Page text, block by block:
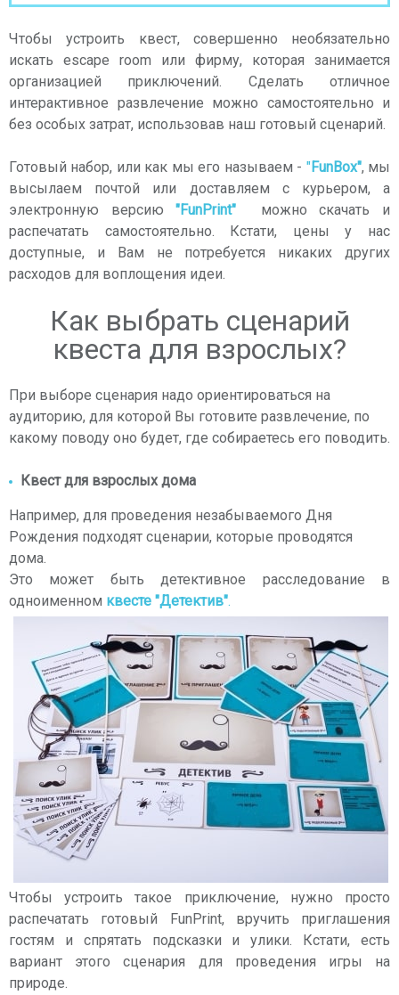
Чтобы устроить квест, совершенно необязательно
искать escape room или фирму, которая занимается
организацией приключений. Сделать отличное
интерактивное развлечение можно самостоятельно и
без особых затрат, использовав наш готовый сценарий.
Готовый набор, или как мы его называем - "FunBox", мы
высылаем почтой или доставляем с курьером, а
электронную версию"FunPrint" можно скачать и
распечатать самостоятельно. Кстати, цены у нас
доступные, и Вам не потребуется никаких других
расходов для воплощения идеи.
Как выбрать сценарий
квеста для взрослых?
При выборе сценария надо ориентироваться на
аудиторию, для которой Вы готовите развлечение, по
какому поводу оно будет, где собираетесь его поводить.
Квест для взрослых дома
Например, для проведения незабываемого Дня
Рождения подходят сценарии, которые проводятся
дома.
Это может быть детективное расследование в
одноименном квесте "Детектив".
Чтобы устроить такое приключение, нужно просто
распечатать готовый FunPrint, вручить приглашения
гостям и спрятать подсказки и улики. Кстати, есть
вариант этого сценария для проведения игры на
природе.